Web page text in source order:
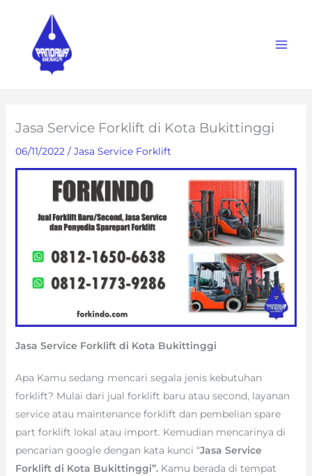
content
Jasa Service Forklift di Kota Bukittinggi
06/11/2022 / Jasa Service Forklift
Jasa Service Forklift di Kota Bukittinggi
Apa Kamu sedang mencari segala jenis kebutuhan
forklift? Mulai dari jual forklift baru atau second, layanan
service atau maintenance forklift dan pembelian spare
part forklift lokal atau import. Kemudian mencarinya di
pencarian google dengan kata kunci “Jasa Service
Forklift di Kota Bukittinggi”. Kamu berada di tempat